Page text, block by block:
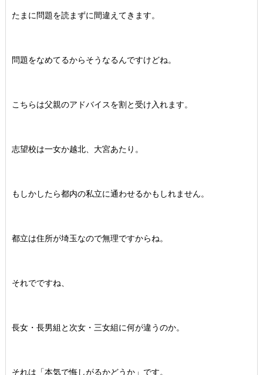
たまに問題を読まずに間違えてきます。
問題をなめてるからそうなるんですけどね。
こちらは父親のアドバイスを割と受け入れます。
志望校は一女か越北、大宮あたり。
もしかしたら都内の私立に通わせるかもしれません。
都立は住所が埼玉なので無理ですからね。
それでですね、
長女・長男組と次女・三女組に何が違うのか。
それは「本気で悔しがるかどうか」です。